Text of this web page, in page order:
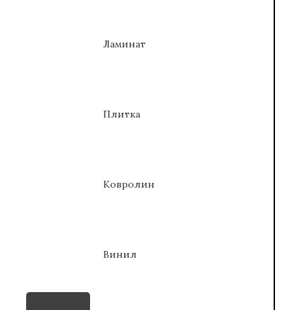
Ламинат
Плитка
Ковролин
Винил